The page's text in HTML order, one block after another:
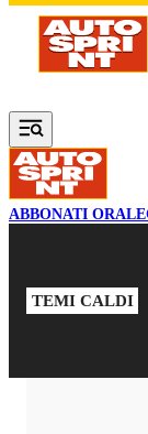
Vai al contenuto
ABBONATI ORA
TEMI CALDI